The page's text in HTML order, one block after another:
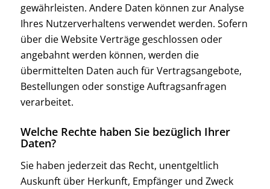
gewährleisten. Andere Daten können zur Analyse
Ihres Nutzerverhaltens verwendet werden. Sofern
über die Website Verträge geschlossen oder
angebahnt werden können, werden die
übermittelten Daten auch für Vertragsangebote,
Bestellungen oder sonstige Auftragsanfragen
verarbeitet.
Welche Rechte haben Sie bezüglich Ihrer
Daten?
Sie haben jederzeit das Recht, unentgeltlich
Auskunft über Herkunft, Empfänger und Zweck